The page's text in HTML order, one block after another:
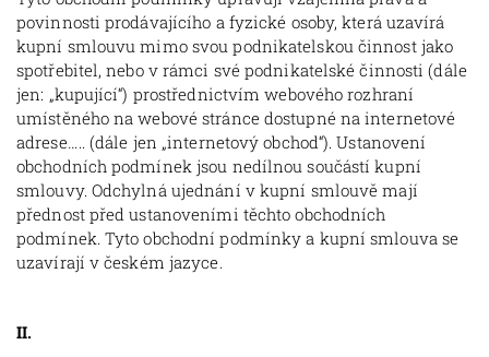
povinnosti prodávajícího a fyzické osoby, která uzavírá
kupní smlouvu mimo svou podnikatelskou činnost jako
spotřebitel, nebo v rámci své podnikatelské činnosti (dále
jen: „kupující“) prostřednictvím webového rozhraní
umístěného na webové stránce dostupné na internetové
adrese….. (dále jen „internetový obchod“). Ustanovení
obchodních podmínek jsou nedílnou součástí kupní
smlouvy. Odchylná ujednání v kupní smlouvě mají
přednost před ustanoveními těchto obchodních
podmínek. Tyto obchodní podmínky a kupní smlouva se
uzavírají v českém jazyce.
II.